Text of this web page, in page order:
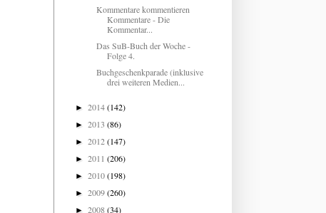
Kommentare kommentieren
Kommentare - Die
Kommentar...
Das SuB-Buch der Woche -
Folge 4.
Buchgeschenkparade (inklusive
drei weiteren Medien...
► 2014(142)
► 2013 (86)
► 2012(147)
► 2011 (206)
► 2010(198)
► 2009(260)
► 2008(34)